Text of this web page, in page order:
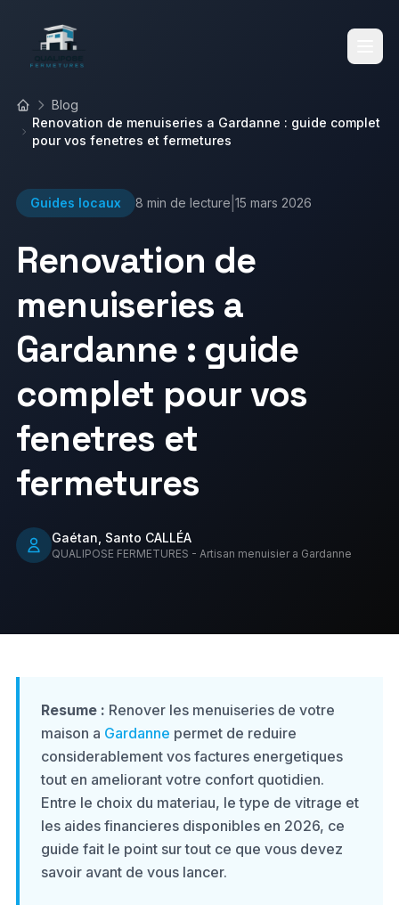
Accueil
Services
Portails
Carport
Portes d'entrée
Blog
À propos
Contact
AccueilBlog
Renovation de menuiseries a Gardanne : guide complet
pour vos fenetres et fermetures
Guides locaux 8 min de lecture 15 mars 2026
Renovation de
menuiseries a
Gardanne : guide
complet pour vos
fenetres et
fermetures
Gaétan, Santo CALLÉA
QUALIPOSE FERMETURES - Artisan menuisier a Gardanne
Resume : Renover les menuiseries de votre
maison a Gardanne permet de reduire
considerablement vos factures energetiques
tout en ameliorant votre confort quotidien.
Entre le choix du materiau, le type de vitrage et
les aides financieres disponibles en 2026, ce
guide fait le point sur tout ce que vous devez
savoir avant de vous lancer.